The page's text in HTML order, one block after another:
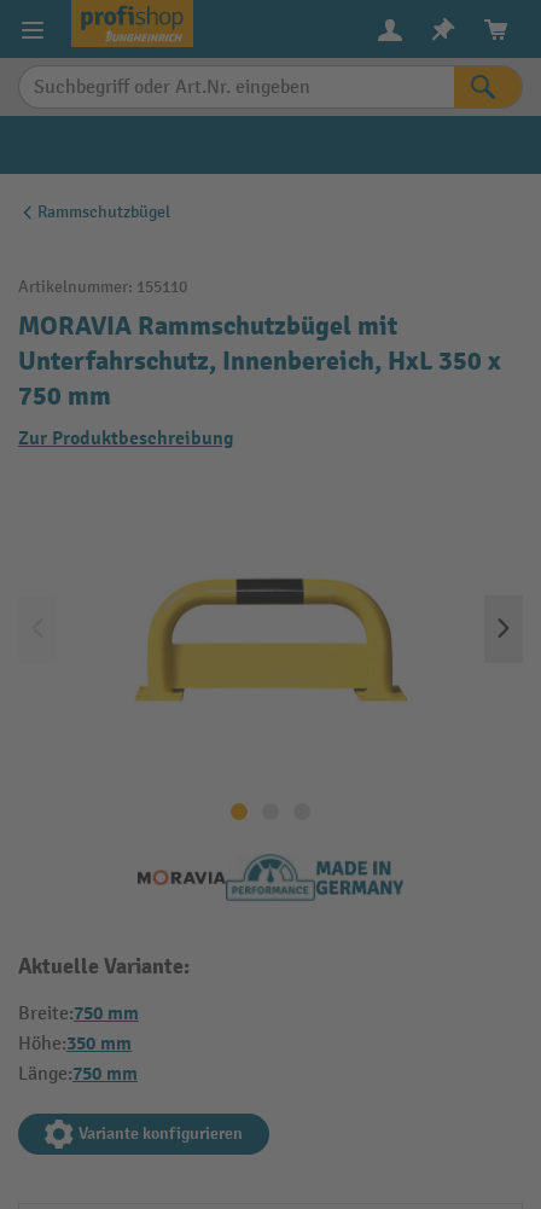
springen
Rammschutzbügel
Artikelnummer: 155110
MORAVIA Rammschutzbügel mit
Unterfahrschutz, Innenbereich, HxL 350 x
750 mm
Zur Produktbeschreibung
Aktuelle Variante:
Breite:750 mm
Höhe:350 mm
Länge:750 mm
Variante konfigurieren